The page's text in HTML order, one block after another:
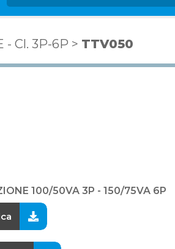
- Cl. 3P-6P > TTV050
100/50VA 3P - 150/75VA 6P